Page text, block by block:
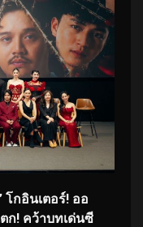
กอินเตอร์! ออ
ก! คว้าบทเด่นซี